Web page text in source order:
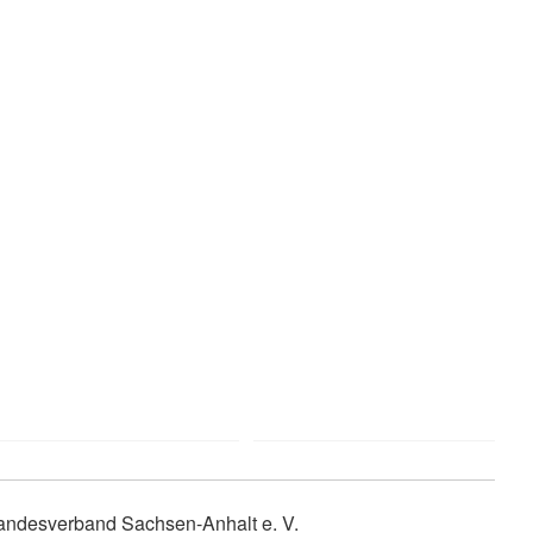
Sachsen-Anhalt e. V.